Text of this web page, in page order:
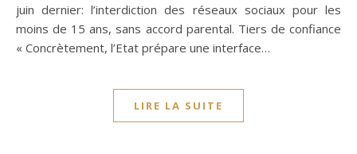
juin dernier: l’interdiction des réseaux sociaux pour les
moins de 15 ans, sans accord parental. Tiers de confiance
« Concrètement, l’Etat prépare une interface…
LIRE LA SUITE